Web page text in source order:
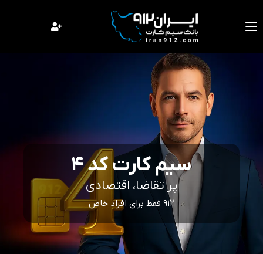
محتوا
سیم کارت کد 4
پر تقاضا، اقتصادی
912 فقط برای افراد خاص